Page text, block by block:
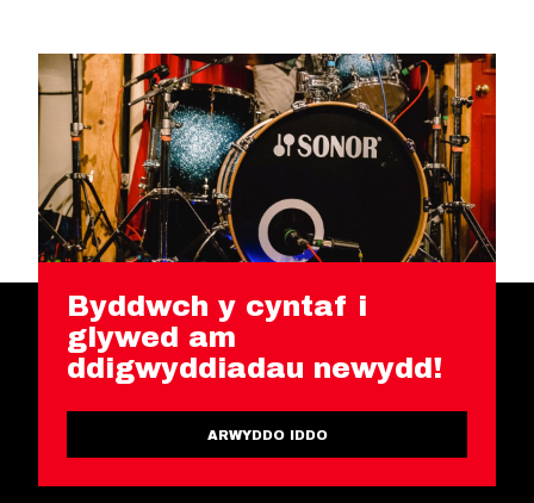
Byddwch y cyntaf i
glywed am
ddigwyddiadau newydd!
ARWYDDO IDDO